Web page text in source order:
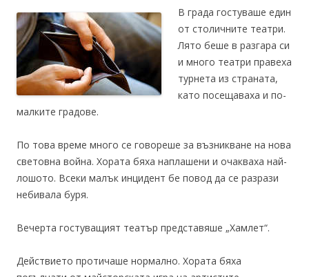
В града гостуваше един
от столичните театри.
Лято беше в разгара си
и много театри правеха
турнета из страната,
като посещаваха и по-
малките градове.
По това време много се говореше за възникване на нова
световна война. Хората бяха наплашени и очакваха най-
лошото. Всеки малък инцидент бе повод да се разрази
небивала буря.
Вечерта гостуващият театър представяше „Хамлет“.
Действието протичаше нормално. Хората бяха